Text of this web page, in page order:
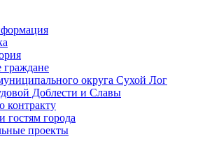
округа Сухой Лог
Доблести и Славы
контракту
гостям города
проекты